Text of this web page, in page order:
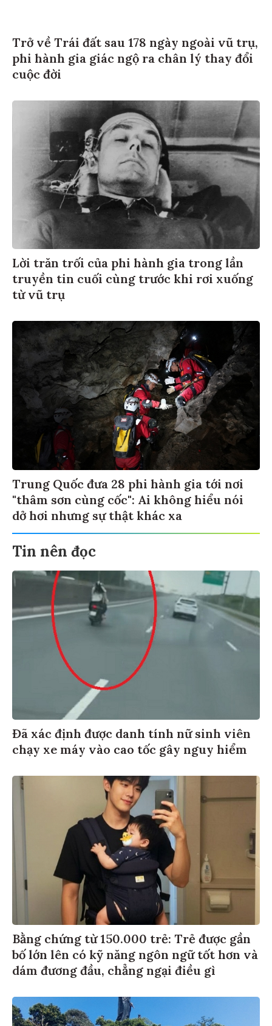
Trở về Trái đất sau 178 ngày ngoài vũ trụ,
phi hành gia giác ngộ ra chân lý thay đổi
cuộc đời
Lời trăn trối của phi hành gia trong lần
truyền tin cuối cùng trước khi rơi xuống
từ vũ trụ
Trung Quốc đưa 28 phi hành gia tới nơi
"thâm sơn cùng cốc": Ai không hiểu nói
dở hơi nhưng sự thật khác xa
Tin nên đọc
Đã xác định được danh tính nữ sinh viên
chạy xe máy vào cao tốc gây nguy hiểm
Bằng chứng từ 150.000 trẻ: Trẻ được gần
bố lớn lên có kỹ năng ngôn ngữ tốt hơn và
dám đương đầu, chẳng ngại điều gì